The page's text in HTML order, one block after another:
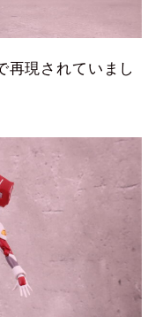
再現されていまし